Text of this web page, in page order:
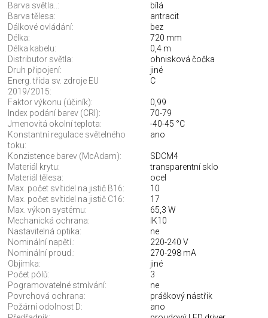
Barva světla..:
bílá
Barva tělesa:
antracit
Dálkové ovládání:
bez
Délka:
720 mm
Délka kabelu:
0,4 m
Distributor světla:
ohnisková čočka
Druh připojení:
jiné
Energ. třída sv. zdroje EU
2019/2015:
C
Faktor výkonu (účiník):
0,99
Index podání barev (CRI):
70-79
Jmenovitá okolní teplota:
-40-45 °C
Konstantní regulace světelného
toku:
ano
Konzistence barev (McAdam):
SDCM4
Materiál krytu:
transparentní sklo
Materiál tělesa:
ocel
Max. počet svítidel na jistič B16:
10
Max. počet svítidel na jistič C16:
17
Max. výkon systému:
65,3 W
Mechanická ochrana:
IK10
Nastavitelná optika:
ne
Nominální napětí.:
220-240 V
Nominální proud.:
270-298 mA
Objímka:
jiné
Počet pólů:
3
Pogramovatelné stmívání:
ne
Povrchová ochrana:
práškový nástřik
Požární odolnost D:
ano